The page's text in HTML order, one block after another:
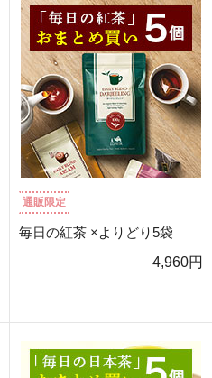
通販限定
毎日の紅茶 ×よりどり5袋
4,960円